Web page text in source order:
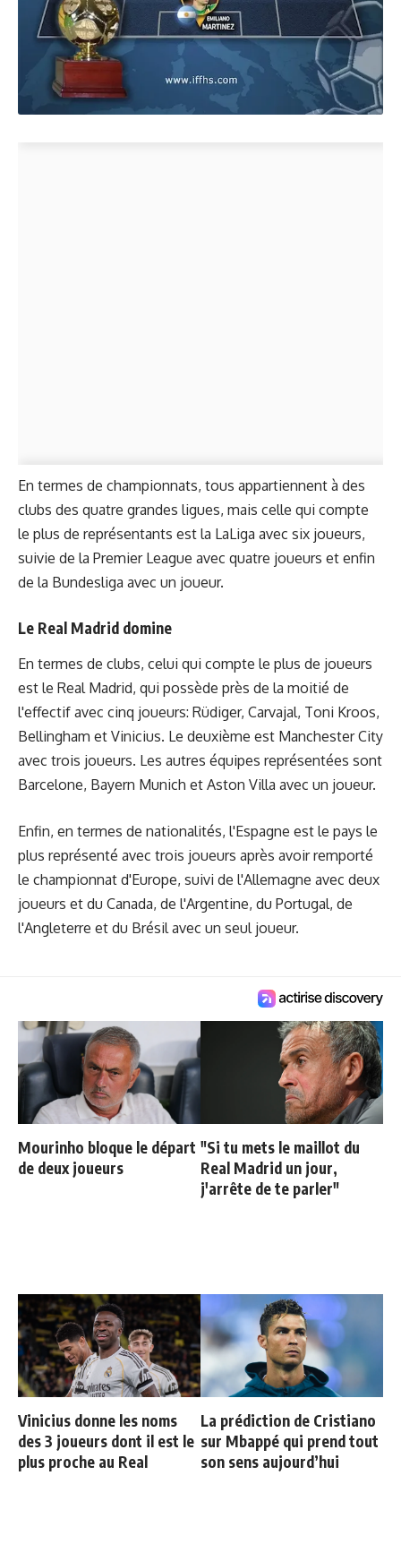
En termes de championnats, tous appartiennent à des
clubs des quatre grandes ligues, mais celle qui compte
le plus de représentants est la LaLiga avec six joueurs,
suivie de la Premier League avec quatre joueurs et enfin
de la Bundesliga avec un joueur.
Le Real Madrid domine
En termes de clubs, celui qui compte le plus de joueurs
est le Real Madrid, qui possède près de la moitié de
l'effectif avec cinq joueurs: Rüdiger, Carvajal, Toni Kroos,
Bellingham et Vinicius. Le deuxième est Manchester City
avec trois joueurs. Les autres équipes représentées sont
Barcelone, Bayern Munich et Aston Villa avec un joueur.
Enfin, en termes de nationalités, l'Espagne est le pays le
plus représenté avec trois joueurs après avoir remporté
le championnat d'Europe, suivi de l'Allemagne avec deux
joueurs et du Canada, de l'Argentine, du Portugal, de
l'Angleterre et du Brésil avec un seul joueur.
Mourinho bloque le départ
de deux joueurs
"Si tu mets le maillot du
Real Madrid un jour,
j'arrête de te parler"
Vinicius donne les noms
des 3 joueurs dont il est le
plus proche au Real
La prédiction de Cristiano
sur Mbappé qui prend tout
son sens aujourd’hui